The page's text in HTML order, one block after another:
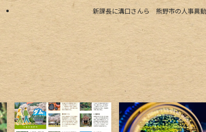
新課長に溝口さんら 熊野市の人事異動